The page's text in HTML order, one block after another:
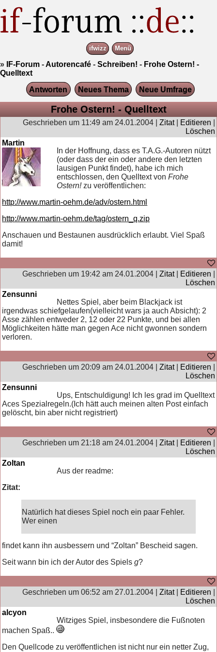
ifwizz Menü
» IF-Forum -Autorencafé - Schreiben! - Frohe Ostern! -
Quelltext
Antworten
Neues Thema Neue Umfrage
Frohe Ostern! - Quelltext
Geschrieben um 11:49 am 24.01.2004 | Zitat| Editieren
Löschen
Martin
In der Hoffnung, dass es T.A.G.-Autoren nützt
(oder dass der ein oder andere den letzten
lausigen Punkt findet), habe ich mich
entschlossen, den Quelltext vonFrohe
Ostern!zu veröffentlichen:
http://www.martin-oehm.de/adv/ostern.html
http://www.martin-oehm.de/tag/ostern_q.zip
Anschauen und Bestaunen ausdrücklich erlaubt. Viel Spaß
damit!
Geschrieben um 19:42 am 24.01.2004 | Zitat| Editieren
Löschen
Zensunni
Nettes Spiel, aber beim Blackjack ist
irgendwas schiefgelaufen(vielleicht wars ja auch Absicht): 2
Asse zählen entweder 2, 12 oder 22 Punkte, und bei allen
Möglichkeiten hätte man gegen Ace nicht gwonnen sondern
verloren.
Geschrieben um 20:09 am 24.01.2004 | Zitat| Editieren
Löschen
Zensunni
Ups, Entschuldigung! Ich les grad im Quelltext
Aces Spezialregeln.(Ich hätt auch meinen alten Post einfach
gelöscht, bin aber nicht registriert)
Geschrieben um 21:18 am 24.01.2004 | Zitat| Editieren
Löschen
Zoltan
Aus der readme:
Zitat:
Natürlich hat dieses Spiel noch ein paar Fehler.
Wer einen
findet kann ihn ausbessern und “Zoltan” Bescheid sagen.
Seit wann bin ich der Autor des Spielsg?
Geschrieben um 06:52 am 27.01.2004 | Zitat| Editieren
Löschen
alcyon
Witziges Spiel, insbesondere die Fußnoten
machen Spaß..
Den Quellcode zu veröffentlichen ist nicht nur ein netter Zug,